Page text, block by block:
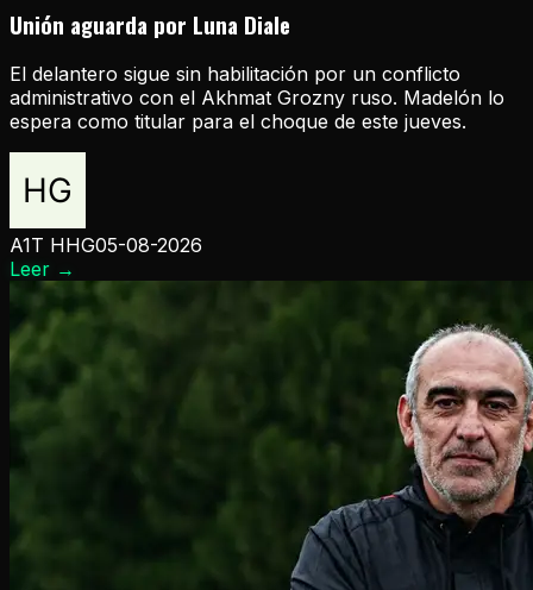
Unión aguarda por Luna Diale
El delantero sigue sin habilitación por un conflicto
administrativo con el Akhmat Grozny ruso. Madelón lo
espera como titular para el choque de este jueves.
A1T HHG05-08-2026
Leer →